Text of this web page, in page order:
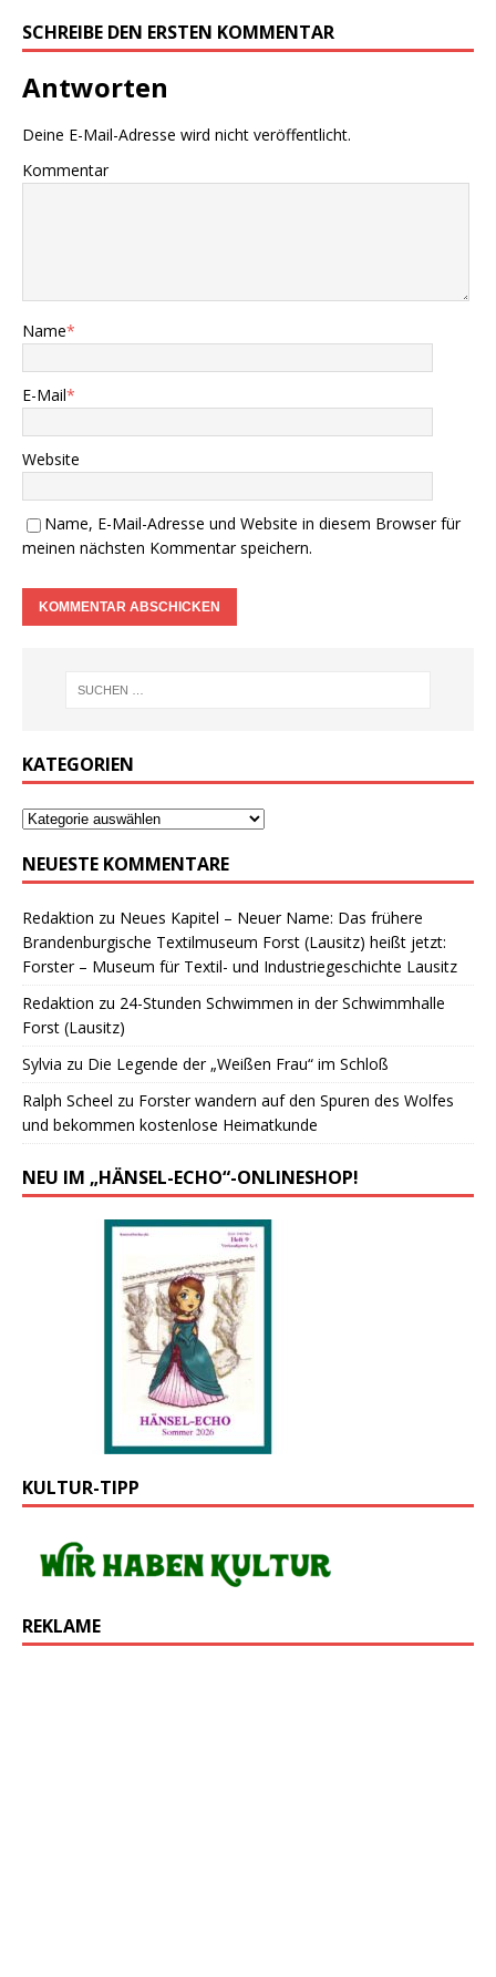
SCHREIBE DEN ERSTEN KOMMENTAR
Antworten
Deine E-Mail-Adresse wird nicht veröffentlicht.
Kommentar
Name*
E-Mail*
Website
Name, E-Mail-Adresse und Website in diesem Browser für
meinen nächsten Kommentar speichern.
KATEGORIEN
NEUESTE KOMMENTARE
Redaktion zu Neues Kapitel – Neuer Name: Das frühere
Brandenburgische Textilmuseum Forst (Lausitz) heißt jetzt:
Forster – Museum für Textil- und Industriegeschichte Lausitz
Redaktion zu 24-Stunden Schwimmen in der Schwimmhalle
Forst (Lausitz)
Sylvia zu Die Legende der „Weißen Frau“ im Schloß
Ralph Scheel zu Forster wandern auf den Spuren des Wolfes
und bekommen kostenlose Heimatkunde
NEU IM „HÄNSEL-ECHO“-ONLINESHOP!
KULTUR-TIPP
REKLAME